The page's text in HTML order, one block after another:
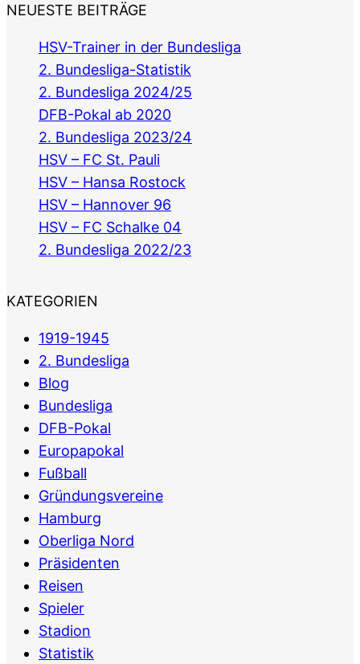
NEUESTE BEITRÄGE
HSV-Trainer in der Bundesliga
2. Bundesliga-Statistik
2. Bundesliga 2024/25
DFB-Pokal ab 2020
2. Bundesliga 2023/24
HSV – FC St. Pauli
HSV – Hansa Rostock
HSV – Hannover 96
HSV – FC Schalke 04
2. Bundesliga 2022/23
KATEGORIEN
1919-1945
2. Bundesliga
Blog
Bundesliga
DFB-Pokal
Europapokal
Fußball
Gründungsvereine
Hamburg
Oberliga Nord
Präsidenten
Reisen
Spieler
Stadion
Statistik